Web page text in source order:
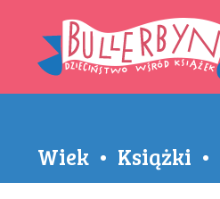
Wiek • Książki •